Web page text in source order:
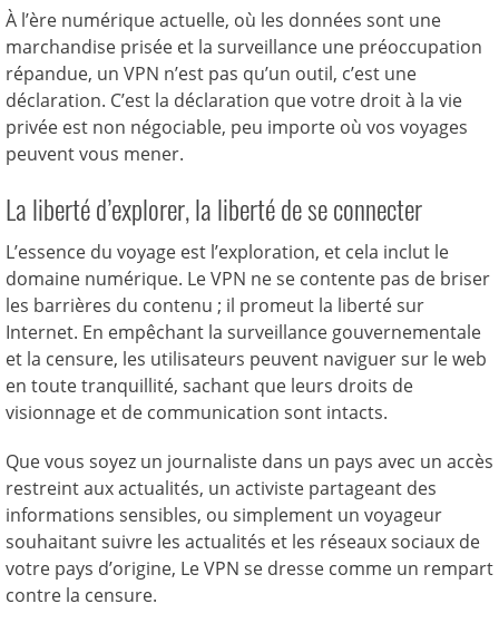
À l’ère numérique actuelle, où les données sont une
marchandise prisée et la surveillance une préoccupation
répandue, un VPN n’est pas qu’un outil, c’est une
déclaration. C’est la déclaration que votre droit à la vie
privée est non négociable, peu importe où vos voyages
peuvent vous mener.
La liberté d’explorer, la liberté de se connecter
L’essence du voyage est l’exploration, et cela inclut le
domaine numérique. Le VPN ne se contente pas de briser
les barrières du contenu ; il promeut la liberté sur
Internet. En empêchant la surveillance gouvernementale
et la censure, les utilisateurs peuvent naviguer sur le web
en toute tranquillité, sachant que leurs droits de
visionnage et de communication sont intacts.
Que vous soyez un journaliste dans un pays avec un accès
restreint aux actualités, un activiste partageant des
informations sensibles, ou simplement un voyageur
souhaitant suivre les actualités et les réseaux sociaux de
votre pays d’origine, Le VPN se dresse comme un rempart
contre la censure.